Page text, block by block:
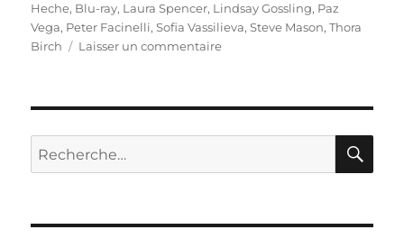
Heche, Blu-ray, Laura Spencer, Lindsay Gossling, Paz
Vega, Peter Facinelli,Sofia Vassilieva,Steve Mason,Thora
Birch
Laisser un commentairesur
13
réalisé
Recherche
pour :